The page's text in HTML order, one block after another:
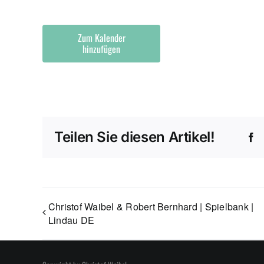
Zum Kalender
hinzufügen
Teilen Sie diesen Artikel!
Christof Waibel & Robert Bernhard | Spielbank |
Lindau DE